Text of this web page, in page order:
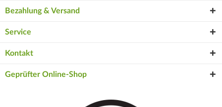
Bezahlung & Versand
Service
Kontakt
Geprüfter Online-Shop